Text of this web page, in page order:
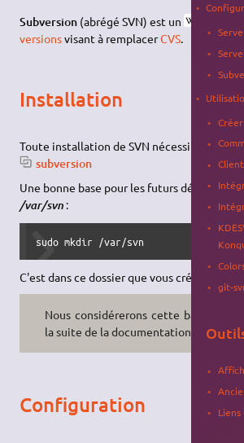
Subversion (abrégé SVN) est un
versionsvisant à remplacerCVS.
Installation
Toute installation de SVN nécessitera l'
subversion
Une bonne base pour les futurs dépôts ("
/var/svn :
sudo mkdir /var/svn
C'est dans ce dossier que vous créerez vos
Nous considérerons cette base pour
la suite de la documentation.
Configuration
git-